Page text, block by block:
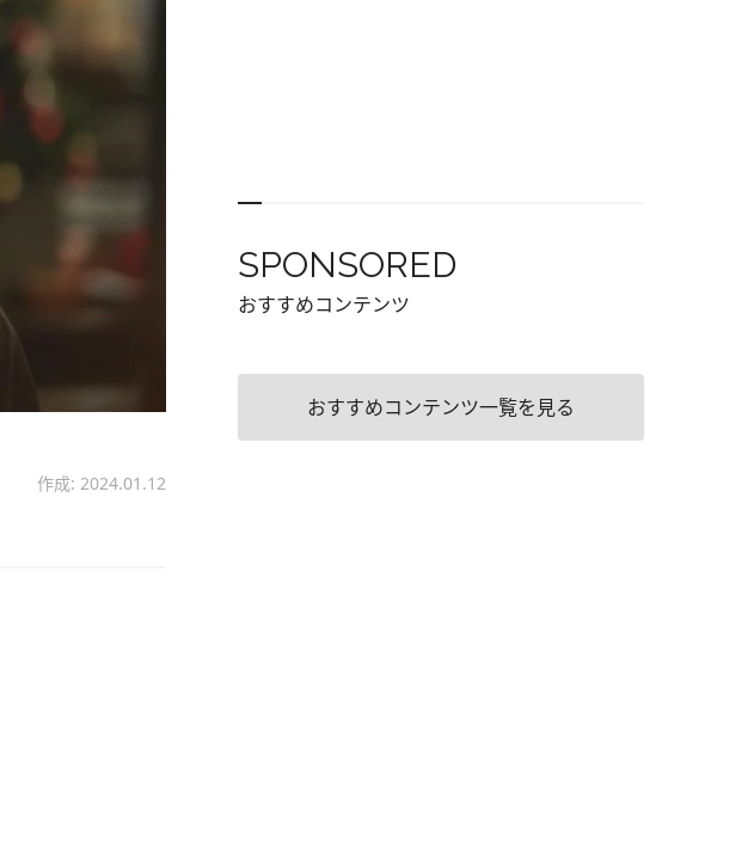
作成: 2024.01.12
SPONSORED
おすすめコンテンツ
おすすめコンテンツ一覧を見る